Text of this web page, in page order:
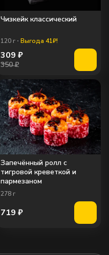
Чизкейк классический
120 г Выгода 41₽!
309 ₽
350 ₽
Запечённый ролл с
тигровой креветкой и
пармезаном
278 г
719 ₽